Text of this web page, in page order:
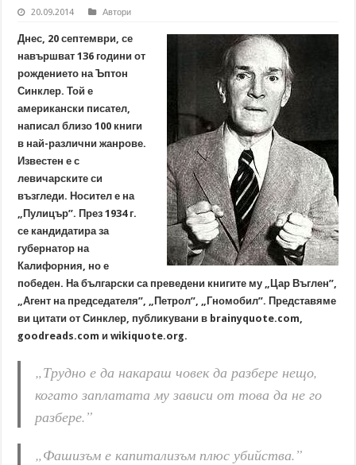
20.09.2014 Автори
Днес, 20 септември, се
навършват 136 години от
рождението на Ъптон
Синклер. Той е
американски писател,
написал близо 100 книги
в най-различни жанрове.
Известен е с
левичарските си
възгледи. Носител е на
„Пулицър”. През 1934 г.
се кандидатира за
губернатор на
Калифорния, но е
победен. На български са преведени книгите му „Цар Въглен”,
„Агент на председателя”, „Петрол”, „Гномобил”. Представяме
ви цитати от Синклер, публикувани в brainyquote.com,
goodreads.com и wikiquote.org.
„Трудно е да накараш човек да разбере нещо,
когато заплатата му зависи от това да не го
разбере.”
„Фашизъм е капитализъм плюс убийства.”